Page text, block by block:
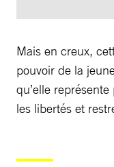
Mais en creux,
pouvoir de la
qu’elle
les libertés et